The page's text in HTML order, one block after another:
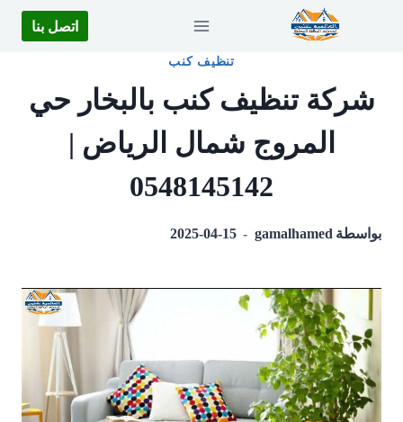
اتصل بنا
تنظيف كنب
شركة تنظيف كنب بالبخار حي
المروج شمال الرياض |
0548145142
بواسطة gamalhamed
2025-04-15